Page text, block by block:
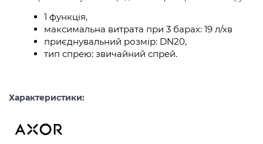
1 функція,
максимальна витрата при 3 барах: 19 л/хв
приєднувальний розмір: DN20,
тип спрею: звичайний спрей.
Характеристики: